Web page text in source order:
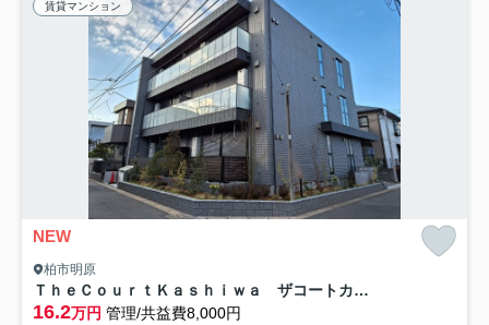
賃貸マンション
NEW
柏市明原
ＴｈｅＣｏｕｒｔＫａｓｈｉｗａ ザコートカシワ
16.2万円 管理/共益費8,000円